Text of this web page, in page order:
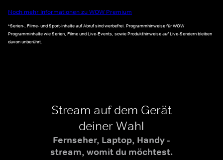
Noch mehr Informationen zu WOW Premium
*Serien-, Filme- und Sport-Inhalte auf Abruf sind werbefrei. Programmhinweise für WOW
Programminhalte wie Serien, Filme und Live-Events, sowie Produkthinweise auf Live-Sendern bleiben
davon unberührt.
Stream auf dem Gerät
deiner Wahl
Fernseher, Laptop, Handy -
stream, womit du möchtest.